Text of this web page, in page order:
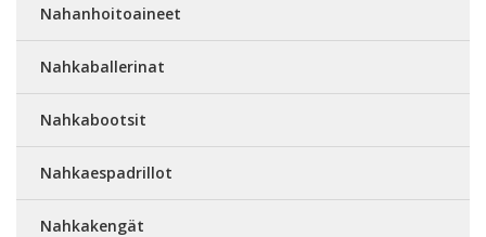
Nahanhoitoaineet
Nahkaballerinat
Nahkabootsit
Nahkaespadrillot
Nahkakengät